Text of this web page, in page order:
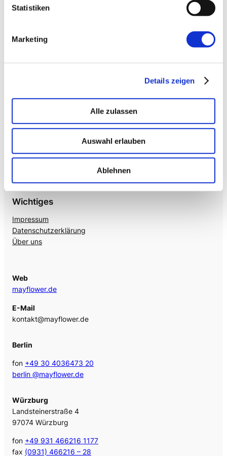
Statistiken
Marketing
Details zeigen
Alle zulassen
Auswahl erlauben
Ablehnen
Enterprise VoiceAI
Mayflower
Product Owner Camp
Wichtiges
Impressum
Datenschutzerklärung
Über uns
Web
mayflower.de
E-Mail
kontakt@mayflower.de
Berlin
fon +49 30 4036473 20
berlin @mayflower.de
Würzburg
Landsteinerstraße 4
97074 Würzburg
fon +49 931 466216 1177
fax (0931) 466216 – 28